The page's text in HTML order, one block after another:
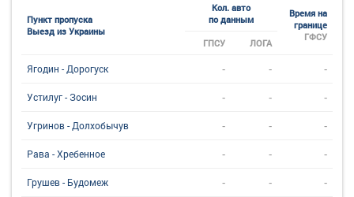
Пункт пропуска
Выезд из Украины
Кол. авто
по данным
Время на
границе
ГФСУ
ГПСУ ЛОГА
Ягодин - Дорогуск - - -
Устилуг - Зосин - - -
Угринов - Долхобычув - - -
Рава - Хребенное - - -
Грушев - Будомеж - - -